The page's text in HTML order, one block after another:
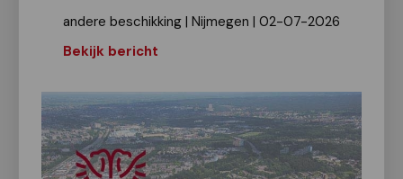
andere beschikking | Nijmegen | 02-07-2026
Bekijk bericht